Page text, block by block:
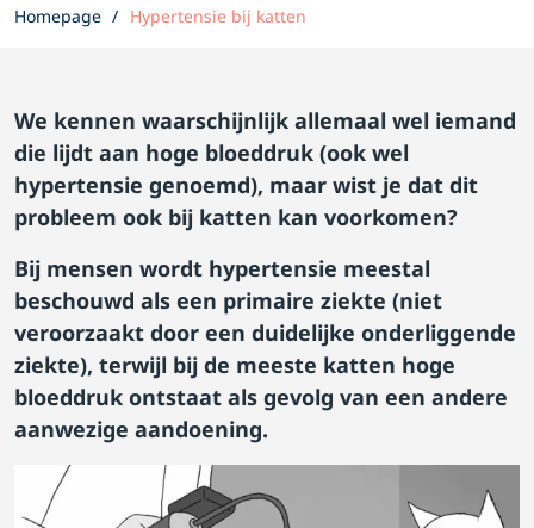
Homepage Hypertensie bij katten
We kennen waarschijnlijk allemaal wel iemand
die lijdt aan hoge bloeddruk (ook wel
hypertensie genoemd), maar wist je dat dit
probleem ook bij katten kan voorkomen?
Bij mensen wordt hypertensie meestal
beschouwd als een primaire ziekte (niet
veroorzaakt door een duidelijke onderliggende
ziekte), terwijl bij de meeste katten hoge
bloeddruk ontstaat als gevolg van een andere
aanwezige aandoening.